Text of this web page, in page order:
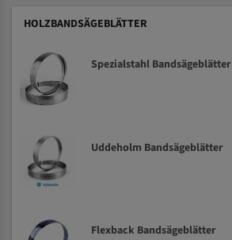
HOLZBANDSÄGEBLÄTTER
Spezialstahl Bandsägeblätter
Uddeholm Bandsägeblätter
Flexback Bandsägeblätter